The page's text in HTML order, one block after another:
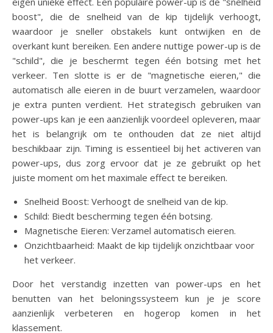
boost", die de snelheid van de kip tijdelijk verhoogt,
waardoor je sneller obstakels kunt ontwijken en de
overkant kunt bereiken. Een andere nuttige power-up is de
"schild", die je beschermt tegen één botsing met het
verkeer. Ten slotte is er de "magnetische eieren," die
automatisch alle eieren in de buurt verzamelen, waardoor
je extra punten verdient. Het strategisch gebruiken van
power-ups kan je een aanzienlijk voordeel opleveren, maar
het is belangrijk om te onthouden dat ze niet altijd
beschikbaar zijn. Timing is essentieel bij het activeren van
power-ups, dus zorg ervoor dat je ze gebruikt op het
juiste moment om het maximale effect te bereiken.
Snelheid Boost: Verhoogt de snelheid van de kip.
Schild: Biedt bescherming tegen één botsing.
Magnetische Eieren: Verzamel automatisch eieren.
Onzichtbaarheid: Maakt de kip tijdelijk onzichtbaar voor
het verkeer.
Door het verstandig inzetten van power-ups en het
benutten van het beloningssysteem kun je je score
aanzienlijk verbeteren en hogerop komen in het
klassement.